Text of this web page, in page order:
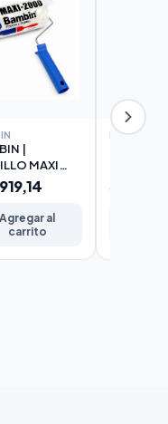
|
MAXI
Agregar al
carrito
BAMBIN
$